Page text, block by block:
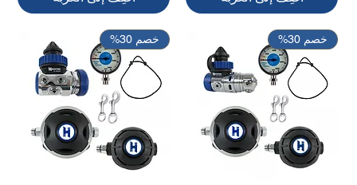
خصم 30% خصم 30%